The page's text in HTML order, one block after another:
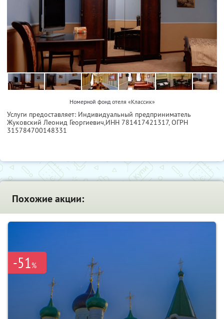
Номерной фонд отеля «Классик»
Услуги предоставляет: Индивидуальный предприниматель
Жуковский Леонид Георгиевич,ИНН 781417421317, ОГРН
315784700148331
Похожие акции:
-51%